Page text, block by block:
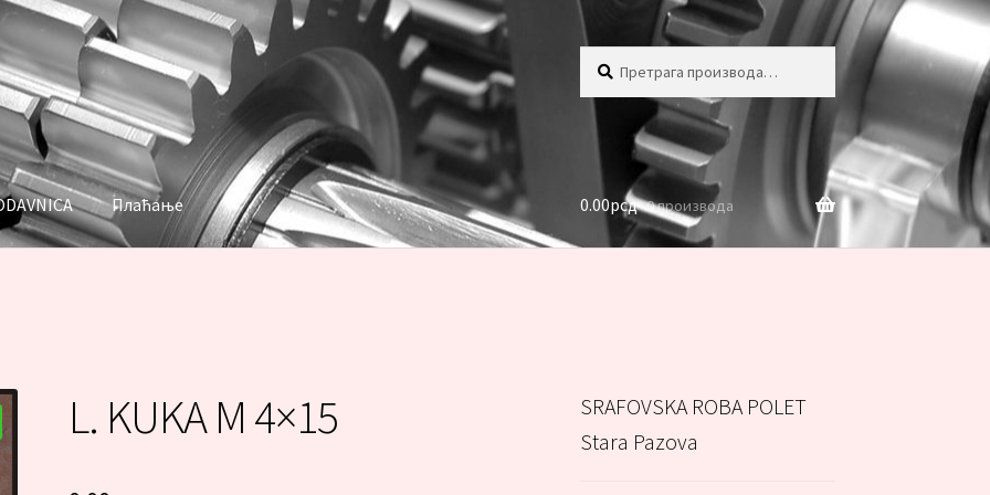
Плаћање 0.00рсд 0 производа
L. KUKA M 4×15
SRAFOVSKA ROBA POLET
Stara Pazova